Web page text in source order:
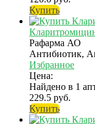
Купить
Рафарма АО
Антибиотик,
Избранное
Цена:
Найдено в 1
229.5 руб.
Купить